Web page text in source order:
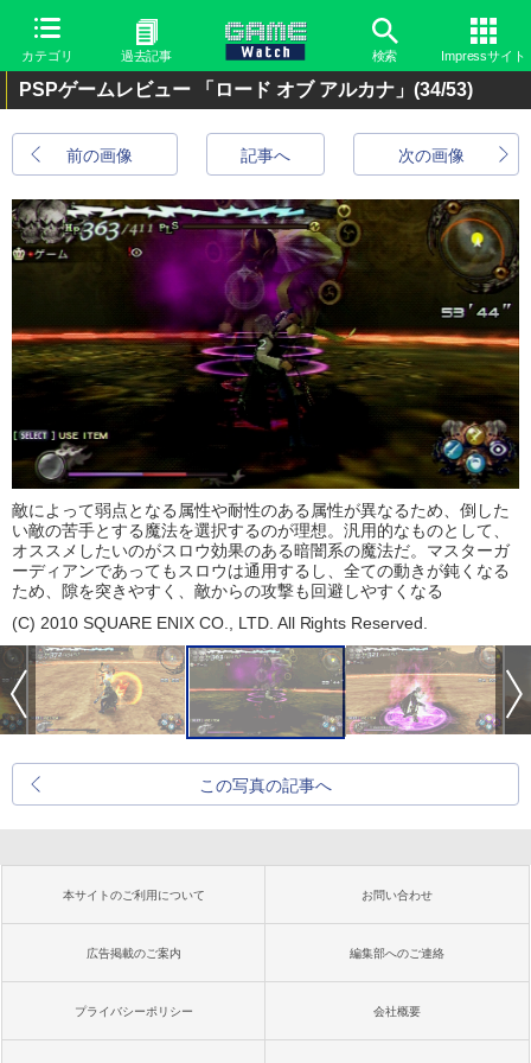
カテゴリ 過去記事 検索 Impressサイト
PSPゲームレビュー 「ロード オブ アルカナ」 (34/53)
前の画像 次の画像
記事へ
敵によって弱点となる属性や耐性のある属性が異なるため、倒した
い敵の苦手とする魔法を選択するのが理想。汎用的なものとして、
オススメしたいのがスロウ効果のある暗闇系の魔法だ。マスターガ
ーディアンであってもスロウは通用するし、全ての動きが鈍くなる
ため、隙を突きやすく、敵からの攻撃も回避しやすくなる
(C) 2010 SQUARE ENIX CO., LTD. All Rights Reserved.
この写真の記事へ
本サイトのご利用について お問い合わせ
広告掲載のご案内 編集部へのご連絡
プライバシーポリシー 会社概要